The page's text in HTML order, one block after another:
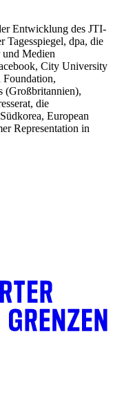
Entwicklung des JTI-
Tagesspiegel, dpa, die
und Medien
City University
(Großbritannien),
die
European
Representation in